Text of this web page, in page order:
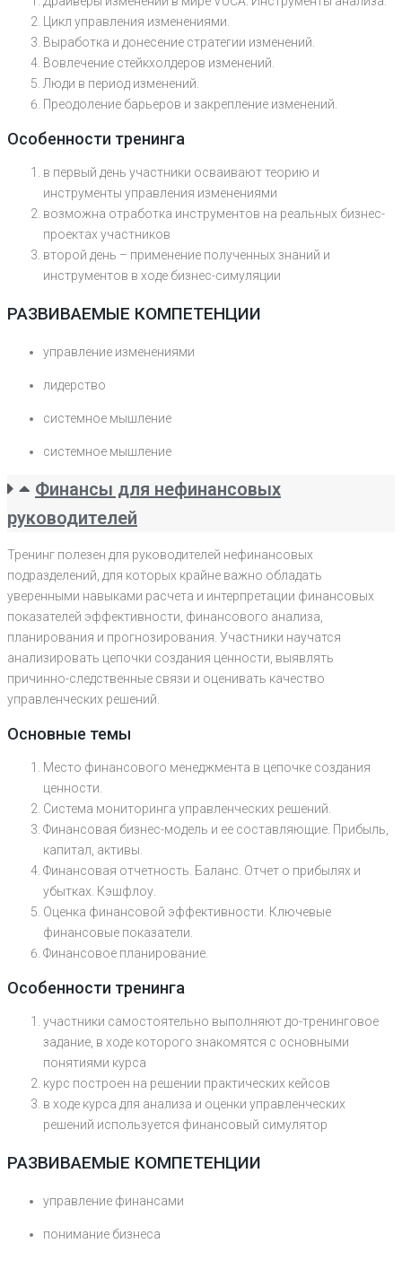
Цикл управления изменениями.
Выработка и донесение стратегии изменений.
Вовлечение стейкхолдеров изменений.
Люди в период изменений.
Преодоление барьеров и закрепление изменений.
Особенности тренинга
в первый день участники осваивают теорию и
инструменты управления изменениями
возможна отработка инструментов на реальных бизнес-
проектах участников
второй день – применение полученных знаний и
инструментов в ходе бизнес-симуляции
РАЗВИВАЕМЫЕ КОМПЕТЕНЦИИ
управление изменениями
лидерство
системное мышление
системное мышление
Финансы для нефинансовых
руководителей
Тренинг полезен для руководителей нефинансовых
подразделений, для которых крайне важно обладать
уверенными навыками расчета и интерпретации финансовых
показателей эффективности, финансового анализа,
планирования и прогнозирования. Участники научатся
анализировать цепочки создания ценности, выявлять
причинно-следственные связи и оценивать качество
управленческих решений.
Основные темы
Место финансового менеджмента в цепочке создания
ценности.
Система мониторинга управленческих решений.
Финансовая бизнес-модель и ее составляющие. Прибыль,
капитал, активы.
Финансовая отчетность. Баланс. Отчет о прибылях и
убытках. Кэшфлоу.
Оценка финансовой эффективности. Ключевые
финансовые показатели.
Финансовое планирование.
Особенности тренинга
участники самостоятельно выполняют до-тренинговое
задание, в ходе которого знакомятся с основными
понятиями курса
курс построен на решении практических кейсов
в ходе курса для анализа и оценки управленческих
решений используется финансовый симулятор
РАЗВИВАЕМЫЕ КОМПЕТЕНЦИИ
управление финансами
понимание бизнеса